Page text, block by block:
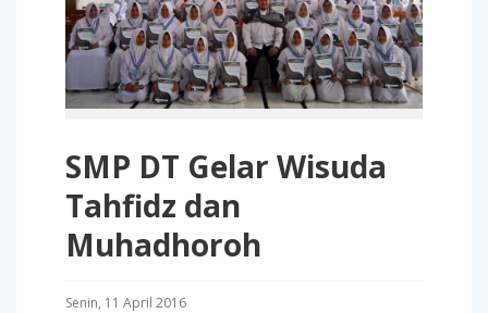
SMP DT Gelar Wisuda
Tahfidz dan
Muhadhoroh
Senin, 11 April 2016